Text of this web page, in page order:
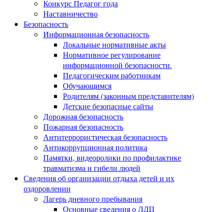
Конкурс Педагог года
Наставничество
Безопасность
Информационная безопасность
Локальные нормативные акты
Нормативное регулирование
информационной безопасности.
Педагогическим работникам
Обучающимся
Родителям (законным представителям)
Детские безопасные сайты
Дорожная безопасность
Пожарная безопасность
Антитеррористическая безопасность
Антикоррупционная политика
Памятки, видеоролики по профилактике
травматизма и гибели людей
Сведения об организации отдыха детей и их
оздоровлении
Лагерь дневного пребывания
Основные сведения о ЛДП